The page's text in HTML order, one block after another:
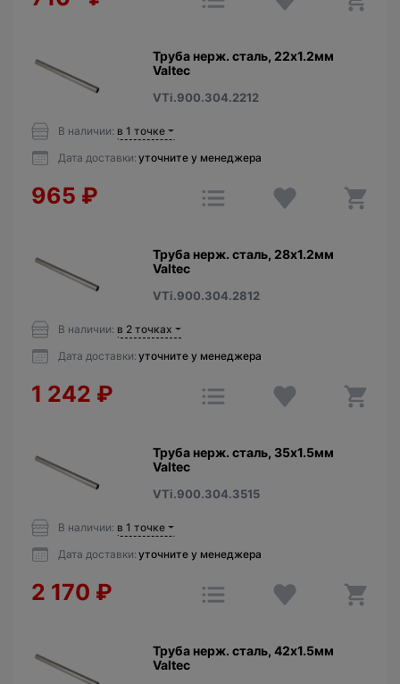
Труба нерж. сталь, 22х1.2мм
Valtec
VTi.900.304.2212
В наличии: в 1 точке
Дата доставки: уточните у менеджера
965 ₽
Труба нерж. сталь, 28х1.2мм
Valtec
VTi.900.304.2812
В наличии: в 2 точках
Дата доставки: уточните у менеджера
1 242 ₽
Труба нерж. сталь, 35х1.5мм
Valtec
VTi.900.304.3515
В наличии: в 1 точке
Дата доставки: уточните у менеджера
2 170 ₽
Труба нерж. сталь, 42х1.5мм
Valtec